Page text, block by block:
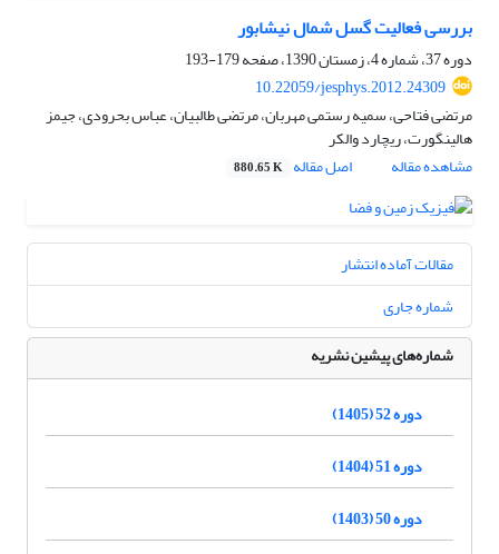
بررسی فعالیت گسل شمال نیشابور
دوره 37، شماره 4، زمستان 1390، صفحه
179-193
10.22059/jesphys.2012.24309
مرتضی فتاحی، سمیه رستمی مهربان، مرتضی طالبیان، عباس بحرودی، جیمز
هالینگورت، ریچارد والکر
مشاهده مقاله
اصل مقاله 880.65 K
مقالات آماده انتشار
شماره جاری
شماره‌های پیشین نشریه
دوره 52 (1405)
دوره 51 (1404)
دوره 50 (1403)